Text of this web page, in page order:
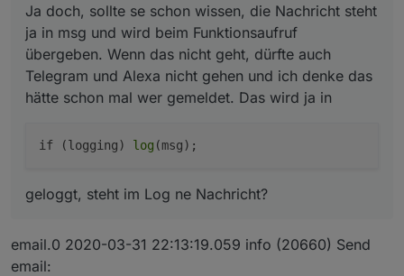
Ja doch, sollte se schon wissen, die Nachricht steht
ja in msg und wird beim Funktionsaufruf
übergeben. Wenn das nicht geht, dürfte auch
Telegram und Alexa nicht gehen und ich denke das
hätte schon mal wer gemeldet. Das wird ja in
if (logging) log
geloggt, steht im Log ne Nachricht?
email.0 2020-03-31 22:13:19.059 info (20660) Send
email: